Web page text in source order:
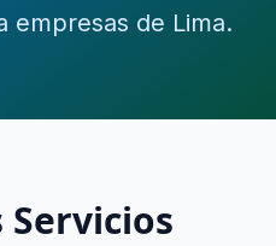
empresas de Lima.